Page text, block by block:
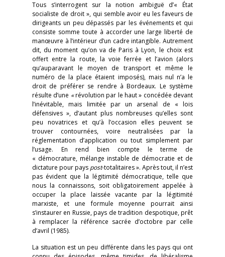
Tous s’interrogent sur la notion ambiguë d’« État
socialiste de droit », qui semble avoir eu les faveurs de
dirigeants un peu dépassés par les événements et qui
consiste somme toute à accorder une large liberté de
manœuvre à l’intérieur d’un cadre intangible. Autrement
dit, du moment qu’on va de Paris à Lyon, le choix est
offert entre la route, la voie ferrée et l’avion (alors
qu’auparavant le moyen de transport et même le
numéro de la place étaient imposés), mais nul n’a le
droit de préférer se rendre à Bordeaux. Le système
résulte d’une «révolution par le haut » concédée devant
l’inévitable, mais limitée par un arsenal de « lois
défensives », d’autant plus nombreuses qu’elles sont
peu novatrices et qu’à l’occasion elles peuvent se
trouver contournées, voire neutralisées par la
réglementation d’application ou tout simplement par
l’usage. En rend bien compte le terme de
« démocrature, mélange instable de démocratie et de
dictature pour pays post-totalitaires ». Après tout, il n’est
pas évident que la légitimité démocratique, telle que
nous la connaissons, soit obligatoirement appelée à
occuper la place laissée vacante par la légitimité
marxiste, et une formule moyenne pourrait ainsi
s’instaurer en Russie, pays de tradition despotique, prêt
à remplacer la référence sacrée d’octobre par celle
d’avril (1985).
La situation est un peu différente dans les pays qui ont